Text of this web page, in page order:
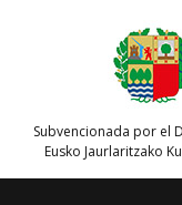
Subvencionada por el
Eusko Jaurlaritzako